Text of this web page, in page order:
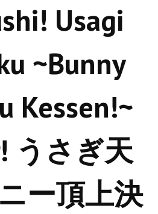
субтитры)
Mod (Русские субтитры)
Usagi
~Bunny
Kessen!~
うさぎ天
ー頂上決